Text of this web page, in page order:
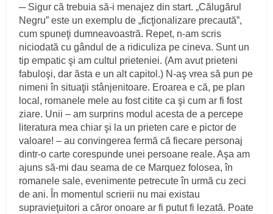
─ Sigur că trebuia să-i menajez din start. „Călugărul
Negru” este un exemplu de „ficţionalizare precaută”,
cum spuneţi dumneavoastră. Repet, n-am scris
niciodată cu gândul de a ridiculiza pe cineva. Sunt un
tip empatic şi am cultul prieteniei. (Am avut prieteni
fabuloşi, dar ăsta e un alt capitol.) N-aş vrea să pun pe
nimeni în situaţii stânjenitoare. Eroarea e că, pe plan
local, romanele mele au fost citite ca şi cum ar fi fost
ziare. Unii – am surprins modul acesta de a percepe
literatura mea chiar şi la un prieten care e pictor de
valoare! – au convingerea fermă că fiecare personaj
dintr-o carte corespunde unei persoane reale. Aşa am
ajuns să-mi dau seama de ce Marquez folosea, în
romanele sale, evenimente petrecute în urmă cu zeci
de ani. În momentul scrierii nu mai existau
supravieţuitori a căror onoare ar fi putut fi lezată. Poate